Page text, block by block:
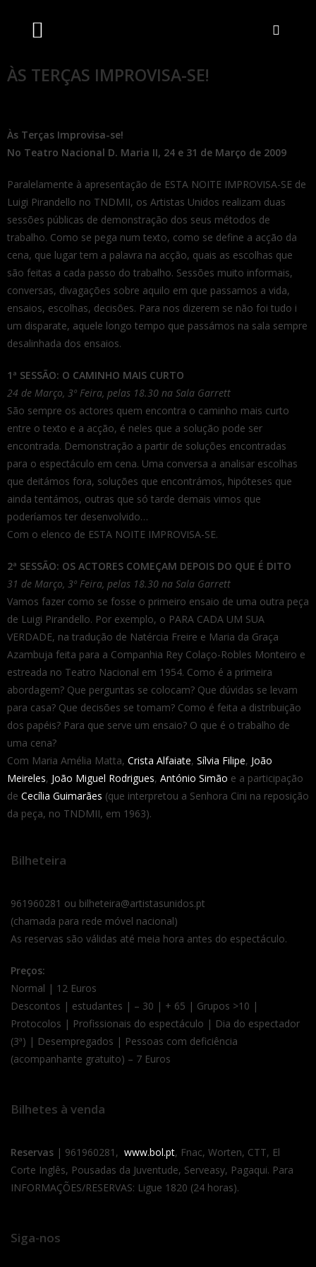
ÀS TERÇAS IMPROVISA-SE!
Às Terças Improvisa-se!
No Teatro Nacional D. Maria II, 24 e 31 de Março de 2009
Paralelamente à apresentação de ESTA NOITE IMPROVISA-SE de
Luigi Pirandello no TNDMII, os Artistas Unidos realizam duas
sessões públicas de demonstração dos seus métodos de
trabalho. Como se pega num texto, como se define a acção da
cena, que lugar tem a palavra na acção, quais as escolhas que
são feitas a cada passo do trabalho. Sessões muito informais,
conversas, divagações sobre aquilo em que passamos a vida,
ensaios, escolhas, decisões. Para nos dizerem se não foi tudo i
um disparate, aquele longo tempo que passámos na sala sempre
desalinhada dos ensaios.
1ª SESSÃO: O CAMINHO MAIS CURTO
24 de Março, 3º Feira, pelas 18.30 na Sala Garrett
São sempre os actores quem encontra o caminho mais curto
entre o texto e a acção, é neles que a solução pode ser
encontrada. Demonstração a partir de soluções encontradas
para o espectáculo em cena. Uma conversa a analisar escolhas
que deitámos fora, soluções que encontrámos, hipóteses que
ainda tentámos, outras que só tarde demais vimos que
poderíamos ter desenvolvido…
Com o elenco de ESTA NOITE IMPROVISA-SE.
2ª SESSÃO: OS ACTORES COMEÇAM DEPOIS DO QUE É DITO
31 de Março, 3º Feira, pelas 18.30 na Sala Garrett
Vamos fazer como se fosse o primeiro ensaio de uma outra peça
de Luigi Pirandello. Por exemplo, o PARA CADA UM SUA
VERDADE, na tradução de Natércia Freire e Maria da Graça
Azambuja feita para a Companhia Rey Colaço-Robles Monteiro e
estreada no Teatro Nacional em 1954. Como é a primeira
abordagem? Que perguntas se colocam? Que dúvidas se levam
para casa? Que decisões se tomam? Como é feita a distribuição
dos papéis? Para que serve um ensaio? O que é o trabalho de
uma cena?
Com Maria Amélia Matta, Crista Alfaiate, Sílvia Filipe, João
Meireles, João Miguel Rodrigues, António Simão e a participação
de Cecília Guimarães (que interpretou a Senhora Cini na reposição
da peça, no TNDMII, em 1963).
Bilheteira
961960281 ou bilheteira@artistasunidos.pt
(chamada para rede móvel nacional)
As reservas são válidas até meia hora antes do espectáculo.
Preços:
Normal | 12 Euros
Descontos | estudantes | – 30 | + 65 | Grupos >10 |
Protocolos | Profissionais do espectáculo | Dia do espectador
(3ª) | Desempregados | Pessoas com deficiência
(acompanhante gratuito) – 7 Euros
Bilhetes à venda
Reservas | 961960281, www.bol.pt, Fnac, Worten, CTT, El
Corte Inglês, Pousadas da Juventude, Serveasy, Pagaqui. Para
INFORMAÇÕES/RESERVAS: Ligue 1820 (24 horas).
Siga-nos